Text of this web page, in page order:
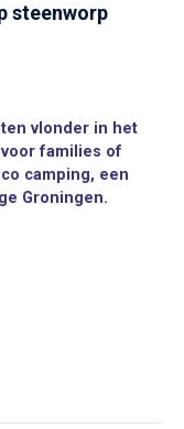
steenworp
vlonder in het
families of
camping, een
Groningen.